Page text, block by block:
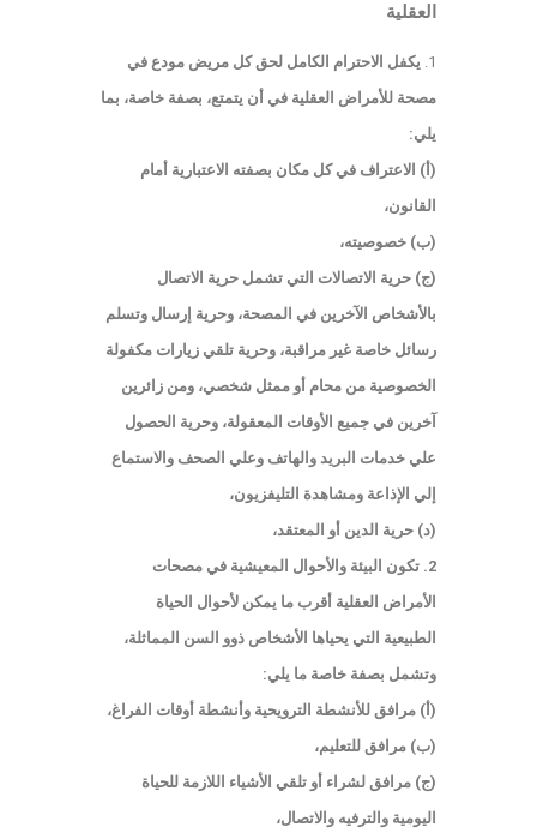
العقلية
يكفل الاحترام الكامل لحق كل مريض مودع في
مصحة للأمراض العقلية في أن يتمتع، بصفة خاصة، بما
يلي:
(أ) الاعتراف في كل مكان بصفته الاعتبارية أمام
القانون،
(ب) خصوصيته،
(ج) حرية الاتصالات التي تشمل حرية الاتصال
بالأشخاص الآخرين في المصحة، وحرية إرسال وتسلم
رسائل خاصة غير مراقبة، وحرية تلقي زيارات مكفولة
الخصوصية من محام أو ممثل شخصي، ومن زائرين
آخرين في جميع الأوقات المعقولة، وحرية الحصول
علي خدمات البريد والهاتف وعلي الصحف والاستماع
إلي الإذاعة ومشاهدة التليفزيون،
(د) حرية الدين أو المعتقد،
2. تكون البيئة والأحوال المعيشية في مصحات
الأمراض العقلية أقرب ما يمكن لأحوال الحياة
الطبيعية التي يحياها الأشخاص ذوو السن المماثلة،
وتشمل بصفة خاصة ما يلي:
(أ) مرافق للأنشطة الترويحية وأنشطة أوقات الفراغ،
(ب) مرافق للتعليم،
(ج) مرافق لشراء أو تلقي الأشياء اللازمة للحياة
اليومية والترفيه والاتصال،